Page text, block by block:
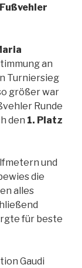
an
Turniersieg
größer war
Runde
den 1. Platz
und
die
alles
für beste
Gaudi